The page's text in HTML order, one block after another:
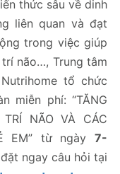
thức sâu về dinh
liên quan và đạt
trong việc giúp
não…, Trung tâm
tổ chức
miễn phí: “TĂNG
TRÍ NÃO VÀ CÁC
EM” từ ngày 7-
ngay câu hỏi tại